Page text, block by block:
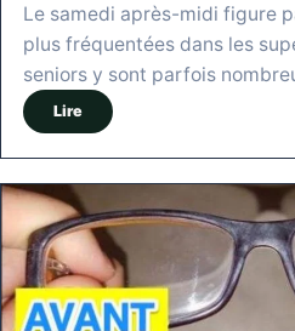
Le samedi après-midi figure
plus fréquentées dans les
seniors y sont parfois
Lire